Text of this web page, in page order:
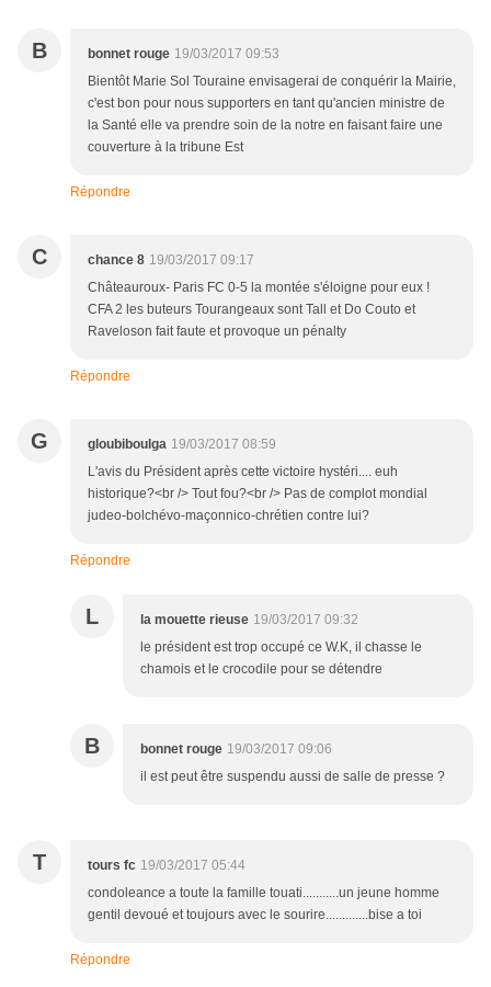
B bonnet rouge 19/03/2017 09:53
Bientôt Marie Sol Touraine envisagerai de conquérir la Mairie,
c'est bon pour nous supporters en tant qu'ancien ministre de
la Santé elle va prendre soin de la notre en faisant faire une
couverture à la tribune Est
Répondre
C chance 8 19/03/2017 09:17
Châteauroux- Paris FC 0-5 la montée s'éloigne pour eux !
CFA 2 les buteurs Tourangeaux sont Tall et Do Couto et
Raveloson fait faute et provoque un pénalty
Répondre
G gloubiboulga 19/03/2017 08:59
L'avis du Président après cette victoire hystéri.... euh
historique?<br /> Tout fou?<br /> Pas de complot mondial
judeo-bolchévo-maçonnico-chrétien contre lui?
Répondre
L la mouette rieuse 19/03/2017 09:32
le président est trop occupé ce W.K, il chasse le
chamois et le crocodile pour se détendre
B bonnet rouge 19/03/2017 09:06
il est peut être suspendu aussi de salle de presse ?
T tours fc 19/03/2017 05:44
condoleance a toute la famille touati...........un jeune homme
gentil devoué et toujours avec le sourire.............bise a toi
Répondre